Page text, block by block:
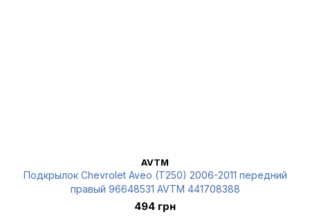
AVTM
Подкрылок Chevrolet Aveo (T250) 2006-2011 передний
правый 96648531 AVTM 441708388
494 грн